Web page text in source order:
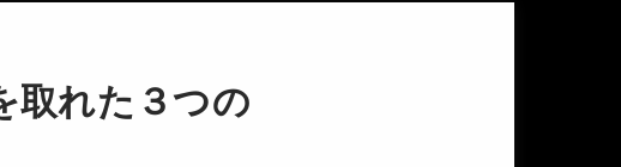
取れた３つの